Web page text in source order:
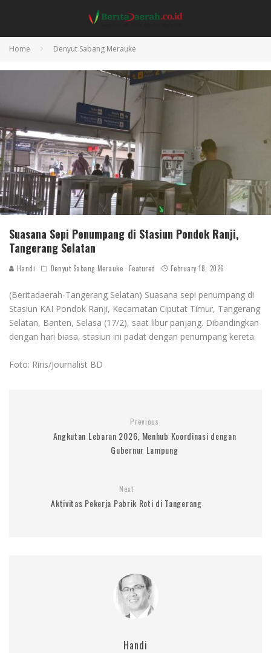
Home Denyut Sabang Merauke
Suasana Sepi Penumpang di Stasiun Pondok Ranji,
Tangerang Selatan
Handi Denyut Sabang Merauke Featured February 18, 2026
(Beritadaerah-Tangerang Selatan) Suasana sepi penumpang di
Stasiun KAI Pondok Ranji, Kecamatan Ciputat Timur, Tangerang
Selatan, Banten, Selasa (17/2), saat libur panjang. Dibandingkan
dengan hari biasa, stasiun ini padat dengan penumpang kereta.
Foto: Riris/Journalist BD
Previous
Angkutan Lebaran 2026, Menhub Koordinasi dengan
Gubernur Lampung
Next
Aktivitas Pekerja Pabrik Roti di Tangerang
Handi